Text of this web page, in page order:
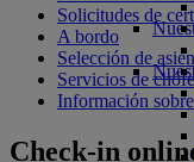
Solicitudes de
A bordo
Selección de
Servicios de
Información
Check-in